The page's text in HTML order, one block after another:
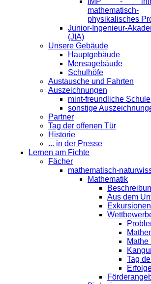
mathematisch-
physikalisches
Junior-Ingenieur-
(JIA)
Unsere Gebäude
Hauptgebäude
Mensagebäude
Schulhöfe
Austausche und Fahrten
Auszeichnungen
mint-freundliche Schule
sonstige
Partner
Tag der offenen Tür
Historie
... in der Presse
Lernen am Fichte
Fächer
mathematisch-
Mathematik
Aus dem
Exkursionen
Mathe
Tag